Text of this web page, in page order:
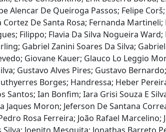
Alencar De Queiroga Passos; Felipe
De Santa Rosa; Fernanda
Filippo; Flavia Da Silva Nogueira
Gabriel Zanini Soares Da Silva;
Giovane Kauer; Glauco Lo Leggio
Gustavo Alves Pires; Gustavo
Borges; Handressa; Heber
Ian Bonfim; Iara Grisi Souza E
Moron; Jeferson De Santana
Rosa Ferreira; João Rafael